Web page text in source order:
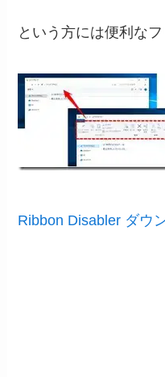
という方には便利なフ
Ribbon Disabler ダウ